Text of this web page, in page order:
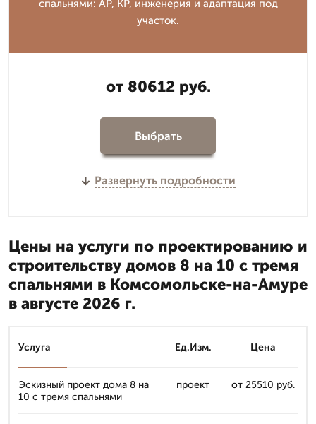
спальнями: АР, КР, инженерия и адаптация под
участок.
от 80612 руб.
Выбрать
Развернуть подробности
Цены на услуги по проектированию и
строительству домов 8 на 10 с тремя
спальнями в Комсомольске-на-Амуре
в августе 2026 г.
Услуга Ед.Изм. Цена
Эскизный проект дома 8 на
10 с тремя спальнями
проект от 25510 руб.